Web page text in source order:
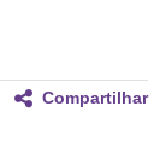
Compartilhar